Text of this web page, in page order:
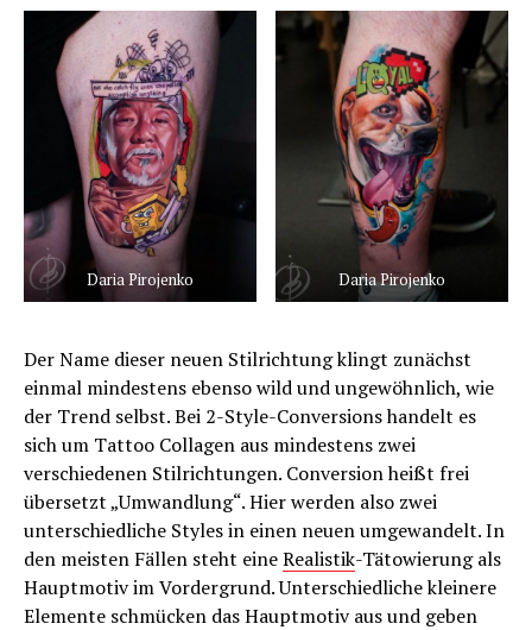
Daria Pirojenko Daria Pirojenko
Der Name dieser neuen Stilrichtung klingt zunächst
einmal mindestens ebenso wild und ungewöhnlich, wie
der Trend selbst. Bei 2-Style-Conversions handelt es
sich um Tattoo Collagen aus mindestens zwei
verschiedenen Stilrichtungen. Conversion heißt frei
übersetzt „Umwandlung“. Hier werden also zwei
unterschiedliche Styles in einen neuen umgewandelt. In
den meisten Fällen steht eineRealistik-Tätowierung als
Hauptmotiv im Vordergrund. Unterschiedliche kleinere
Elemente schmücken das Hauptmotiv aus und geben